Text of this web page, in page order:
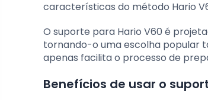
características do método Hario
O suporte para Hario V60 é
tornando-o uma escolha popular
apenas facilita o processo de
Benefícios de usar o